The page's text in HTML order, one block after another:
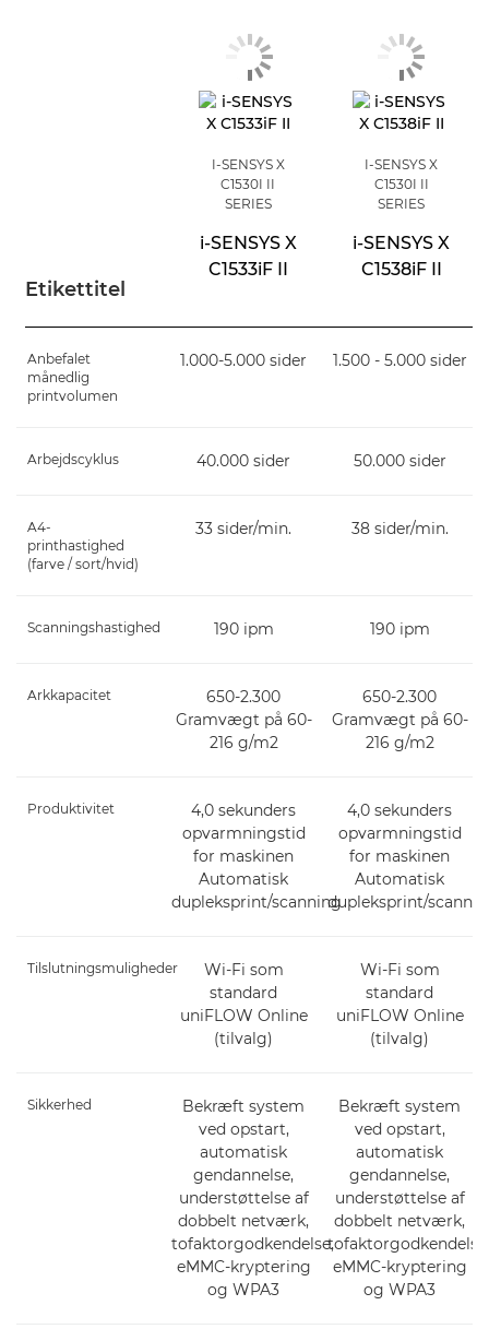
Etikettitel
I-SENSYS X
C1530I II
SERIES
i-SENSYS X
C1533iF II
I-SENSYS X
C1530I II
SERIES
i-SENSYS X
C1538iF II
Anbefalet
månedlig
printvolumen
1.000-5.000 sider 1.500 - 5.000 sider
Arbejdscyklus 40.000 sider 50.000 sider
A4-
printhastighed
(farve / sort/hvid)
33 sider/min. 38 sider/min.
Scanningshastighed 190 ipm 190 ipm
Arkkapacitet
650-2.300
Gramvægt på 60-
216 g/m2
650-2.300
Gramvægt på 60-
216 g/m2
Produktivitet
4,0 sekunders
opvarmningstid
for maskinen
Automatisk
dupleksprint/scanning
4,0 sekunders
opvarmningstid
for maskinen
Automatisk
dupleksprint/
Tilslutningsmuligheder
Wi-Fi som
standard
uniFLOW Online
(tilvalg)
Wi-Fi som
standard
uniFLOW Online
(tilvalg)
Sikkerhed
Bekræft system
ved opstart,
automatisk
gendannelse,
understøttelse af
dobbelt netværk,
tofaktorgodkendelse,
eMMC-kryptering
og WPA3
Bekræft system
ved opstart,
automatisk
gendannelse,
understøttelse af
dobbelt netværk,
tofaktorgodkendelse,
eMMC-kryptering
og WPA3